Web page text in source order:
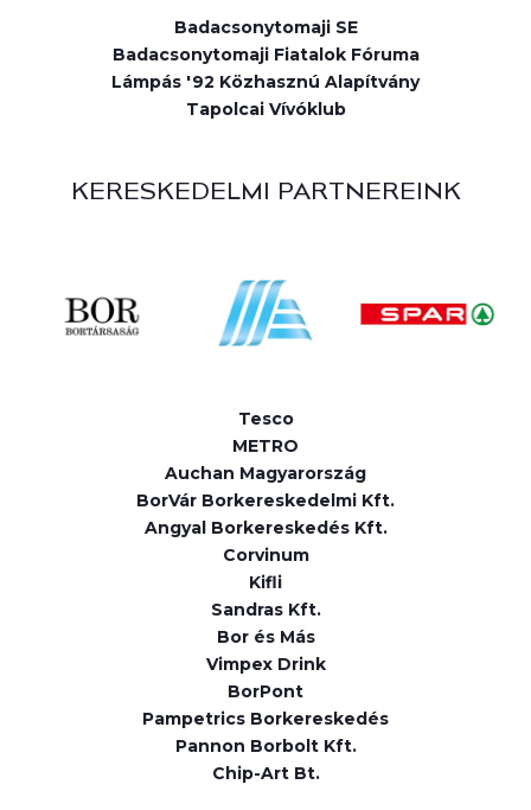
Badacsonytomaji SE
Badacsonytomaji Fiatalok Fóruma
Lámpás '92 Közhasznú Alapítvány
Tapolcai Vívóklub
KERESKEDELMI PARTNEREINK
Tesco
METRO
Auchan Magyarország
BorVár Borkereskedelmi Kft.
Angyal Borkereskedés Kft.
Corvinum
Kifli
Sandras Kft.
Bor és Más
Vimpex Drink
BorPont
Pampetrics Borkereskedés
Pannon Borbolt Kft.
Chip-Art Bt.